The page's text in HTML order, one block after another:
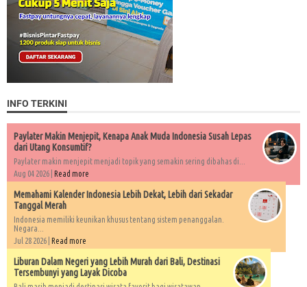
INFO TERKINI
Paylater Makin Menjepit, Kenapa Anak Muda Indonesia Susah Lepas
dari Utang Konsumtif?
Paylater makin menjepit menjadi topik yang semakin sering dibahas di...
Aug 04 2026 | Read more
Memahami Kalender Indonesia Lebih Dekat, Lebih dari Sekadar
Tanggal Merah
Indonesia memiliki keunikan khusus tentang sistem penanggalan.
Negara...
Jul 28 2026 | Read more
Liburan Dalam Negeri yang Lebih Murah dari Bali, Destinasi
Tersembunyi yang Layak Dicoba